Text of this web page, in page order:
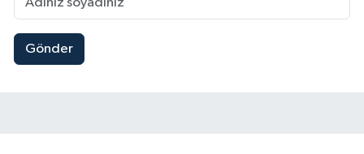
Gönder